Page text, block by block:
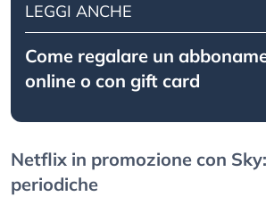
LEGGI ANCHE
Come regalare un
online o con gift card
Netflix in promozione con
periodiche